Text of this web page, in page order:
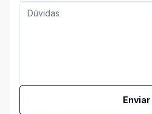
Enviar